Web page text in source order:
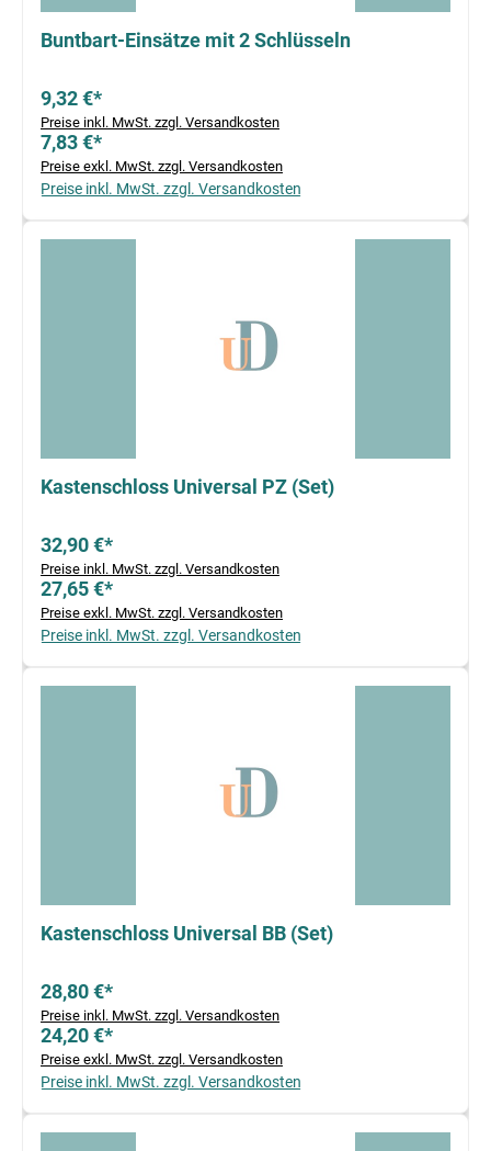
Buntbart-Einsätze mit 2 Schlüsseln
9,32 €*
Preise inkl. MwSt. zzgl. Versandkosten
7,83 €*
Preise exkl. MwSt. zzgl. Versandkosten
Preise inkl. MwSt. zzgl. Versandkosten
Kastenschloss Universal PZ (Set)
32,90 €*
Preise inkl. MwSt. zzgl. Versandkosten
27,65 €*
Preise exkl. MwSt. zzgl. Versandkosten
Preise inkl. MwSt. zzgl. Versandkosten
Kastenschloss Universal BB (Set)
28,80 €*
Preise inkl. MwSt. zzgl. Versandkosten
24,20 €*
Preise exkl. MwSt. zzgl. Versandkosten
Preise inkl. MwSt. zzgl. Versandkosten